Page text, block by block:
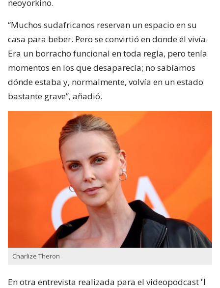
neoyorkino.
“Muchos sudafricanos reservan un espacio en su
casa para beber. Pero se convirtió en donde él vivía.
Era un borracho funcional en toda regla, pero tenía
momentos en los que desaparecía; no sabíamos
dónde estaba y, normalmente, volvía en un estado
bastante grave”, añadió.
Charlize Theron
En otra entrevista realizada para el videopodcast‘I